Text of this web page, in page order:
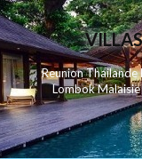
ReunionThailande
LombokMalaisie